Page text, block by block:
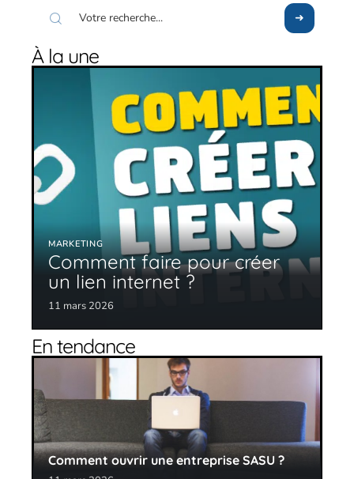
À la une
MARKETING
Comment faire pour créer
un lien internet ?
11 mars 2026
En tendance
Comment ouvrir une entreprise SASU ?